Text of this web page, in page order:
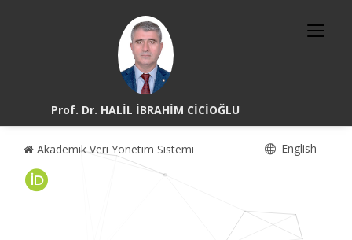
Prof. Dr. HALİL İBRAHİM CİCİOĞLU
Akademik Veri Yönetim Sistemi English